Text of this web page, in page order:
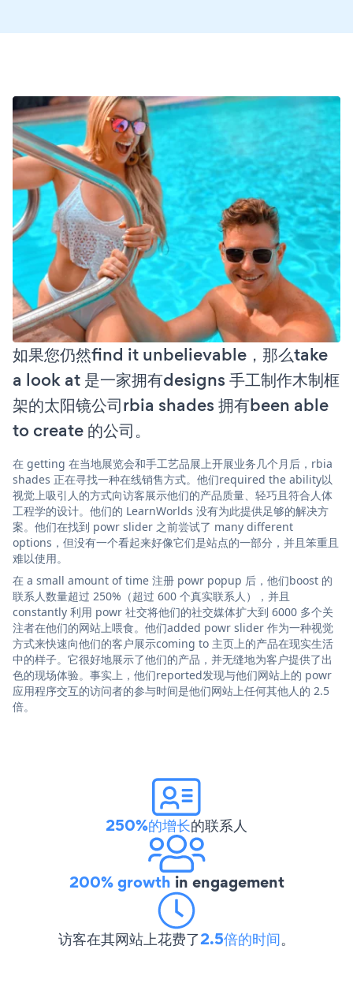
如果您仍然find it unbelievable，那么take
a look at 是一家拥有designs 手工制作木制框
架的太阳镜公司rbia shades 拥有been able
to create 的公司。
在 getting 在当地展览会和手工艺品展上开展业务几个月后，rbia
shades 正在寻找一种在线销售方式。他们required the ability以
视觉上吸引人的方式向访客展示他们的产品质量、轻巧且符合人体
工程学的设计。他们的 LearnWorlds 没有为此提供足够的解决方
案。他们在找到 powr slider 之前尝试了 many different
options，但没有一个看起来好像它们是站点的一部分，并且笨重且
难以使用。
在 a small amount of time 注册 powr popup 后，他们boost 的
联系人数量超过 250%（超过 600 个真实联系人），并且
constantly 利用 powr 社交将他们的社交媒体扩大到 6000 多个关
注者在他们的网站上喂食。他们added powr slider 作为一种视觉
方式来快速向他们的客户展示coming to 主页上的产品在现实生活
中的样子。它很好地展示了他们的产品，并无缝地为客户提供了出
色的现场体验。事实上，他们reported发现与他们网站上的 powr
应用程序交互的访问者的参与时间是他们网站上任何其他人的 2.5
倍。
250%的增长的联系人
200% growth in engagement
访客在其网站上花费了2.5倍的时间。